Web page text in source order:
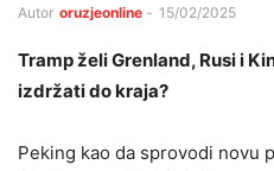
Autor oruzjeonline - 15/02/2025
Tramp želi Grenland, Rusi i
izdržati do kraja?
Peking kao da sprovodi novu